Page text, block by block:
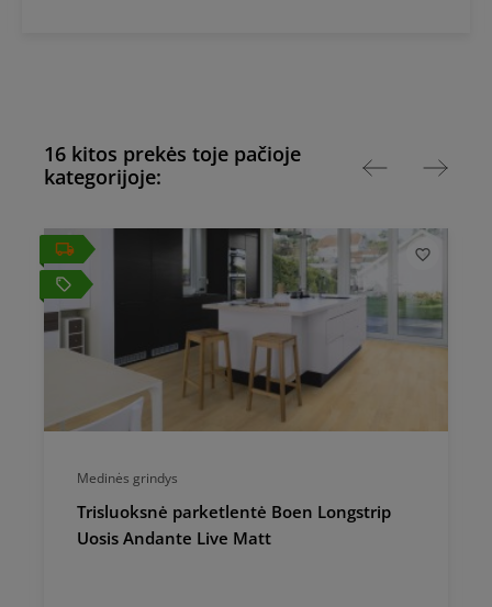
16 kitos prekės toje pačioje
kategorijoje:
Medinės grindys
Trisluoksnė parketlentė Boen Longstrip
Uosis Andante Live Matt
local_offer